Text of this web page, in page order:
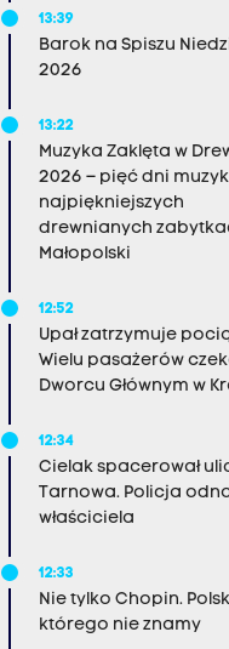
13:39
Barok na Spiszu
2026
13:22
Muzyka Zaklęta w
2026 – pięć dni
najpiękniejszych
drewnianych
Małopolski
12:52
Upał zatrzymuje
Wielu pasażerów
Dworcu Głównym w
12:34
Cielak spacerował
Tarnowa. Policja
właściciela
12:33
Nie tylko Chopin.
którego nie znamy